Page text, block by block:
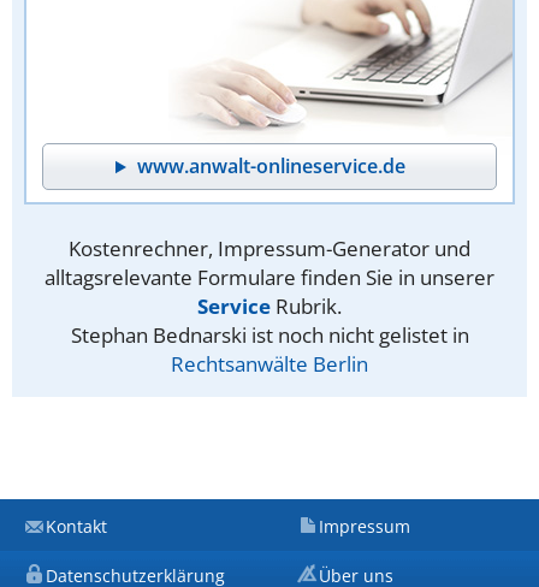
www.anwalt-onlineservice.de
Kostenrechner, Impressum-Generator und
alltagsrelevante Formulare finden Sie in unserer
Service Rubrik.
Stephan Bednarski ist noch nicht gelistet in
Rechtsanwälte Berlin
Kontakt Impressum
Datenschutzerklärung Über uns